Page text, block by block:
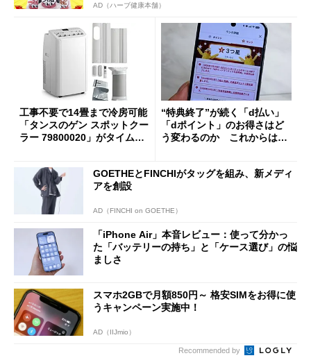
AD（ハーブ健康本舗）
工事不要で14畳まで冷房可能
「タンスのゲン スポットクー
ラー 79800020」がタイムセ
“特典終了”が続く「d払い」
「dポイント」のお得さはど
う変わるのか これからは
GOETHEとFINCHIがタッグを組み、新メディ
アを創設
AD（FINCHI on GOETHE）
「iPhone Air」本音レビュー：使って分かっ
た「バッテリーの持ち」と「ケース選び」の悩
ましさ
スマホ2GBで月額850円～ 格安SIMをお得に使
うキャンペーン実施中！
AD（IIJmio）
Recommended by